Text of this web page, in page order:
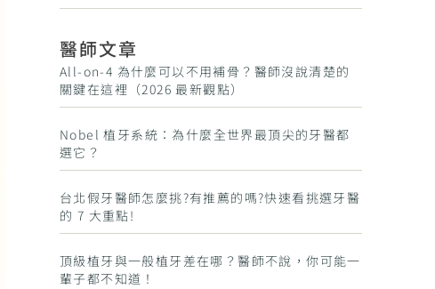
醫師文章
All-on-4 為什麼可以不用補骨？醫師沒說清楚的
關鍵在這裡（2026 最新觀點）
Nobel 植牙系統：為什麼全世界最頂尖的牙醫都
選它？
台北假牙醫師怎麼挑?有推薦的嗎?快速看挑選牙醫
的 7 大重點!
頂級植牙與一般植牙差在哪？醫師不說，你可能一
輩子都不知道！